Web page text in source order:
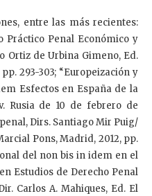
entre las más recientes:
Práctico Penal Económico y
Ortiz de Urbina Gimeno, Ed.
293-303; “Europeización y
Esfectos en España de la
Rusia de 10 de febrero de
Dirs. Santiago Mir Puig/
Pons, Madrid, 2012, pp.
del non bis in idem en el
Estudios de Derecho Penal
Carlos A. Mahiques, Ed. El